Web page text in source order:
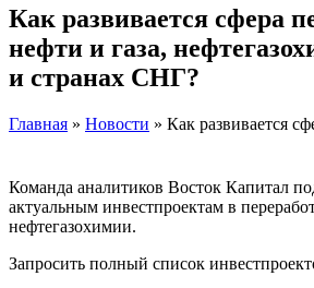
Как развивается сфера
нефти и газа,
и странах СНГ?
Главная » Новости » Как развивается
Команда аналитиков Восток Капитал
актуальным инвестпроектам в
нефтегазохимии.
Запросить полный список